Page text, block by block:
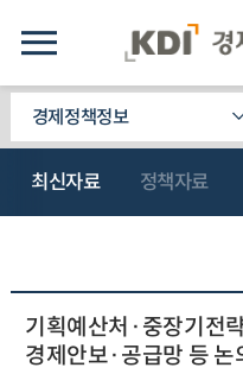
경제정책정보
최신자료 정책자료
기획예산처·중장기전
경제안보·공급망 등 논